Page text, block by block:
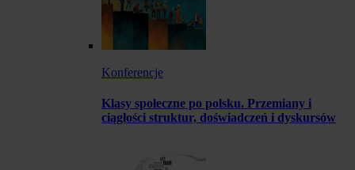
Konferencje
Klasy społeczne po polsku. Przemiany i
ciągłości struktur, doświadczeń i dyskursów